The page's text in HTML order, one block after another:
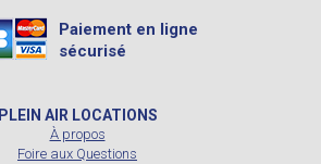
Paiement en ligne
sécurisé
PLEIN AIR LOCATIONS
À propos
Foire aux Questions